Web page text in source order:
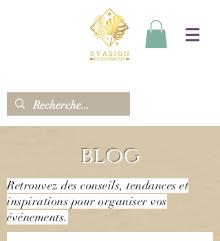
blog
Retrouvez des conseils, tendances et
inspirations pour organiser vos
événements.